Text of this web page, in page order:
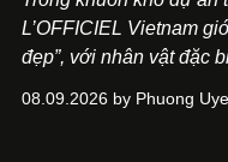
L’OFFICIEL Vietnam
đẹp”, với nhân vật đặc
Cà Phê Cà Pháo
08.09.2026 by Phuong